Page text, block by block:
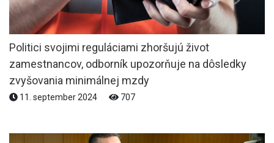
Politici svojimi reguláciami zhoršujú život
zamestnancov, odborník upozorňuje na dôsledky
zvyšovania minimálnej mzdy
11. september 2024 707